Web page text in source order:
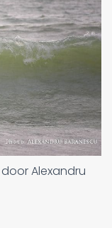
Alexandru